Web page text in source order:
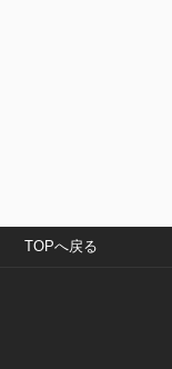
TOPへ戻る